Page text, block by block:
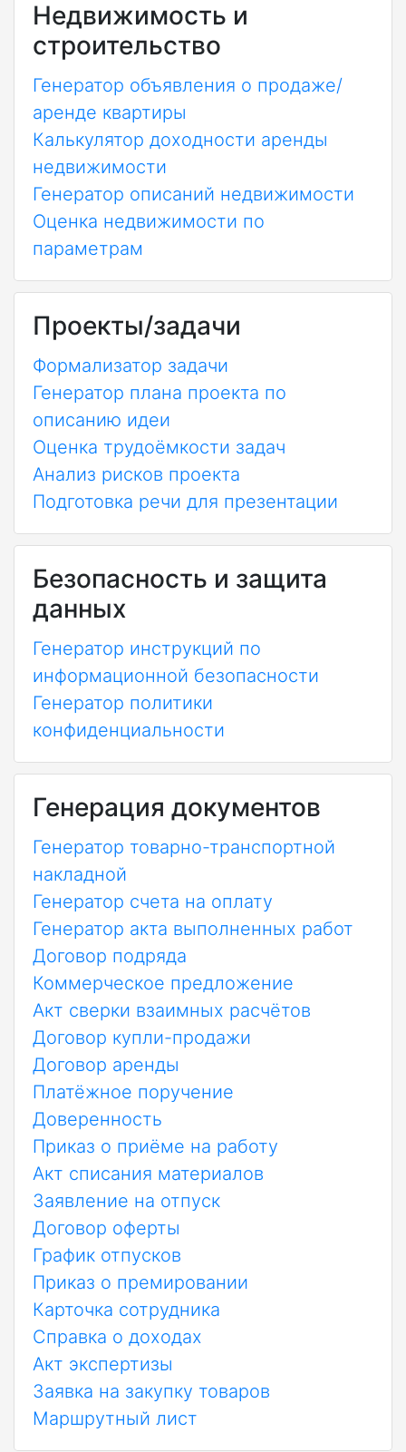
Недвижимость и
строительство
Генератор объявления о продаже/
аренде квартиры
Калькулятор доходности аренды
недвижимости
Генератор описаний недвижимости
Оценка недвижимости по
параметрам
Проекты/задачи
Формализатор задачи
Генератор плана проекта по
описанию идеи
Оценка трудоёмкости задач
Анализ рисков проекта
Подготовка речи для презентации
Безопасность и защита
данных
Генератор инструкций по
информационной безопасности
Генератор политики
конфиденциальности
Генерация документов
Генератор товарно-транспортной
накладной
Генератор счета на оплату
Генератор акта выполненных работ
Договор подряда
Коммерческое предложение
Акт сверки взаимных расчётов
Договор купли-продажи
Договор аренды
Платёжное поручение
Доверенность
Приказ о приёме на работу
Акт списания материалов
Заявление на отпуск
Договор оферты
График отпусков
Приказ о премировании
Карточка сотрудника
Справка о доходах
Акт экспертизы
Заявка на закупку товаров
Маршрутный лист